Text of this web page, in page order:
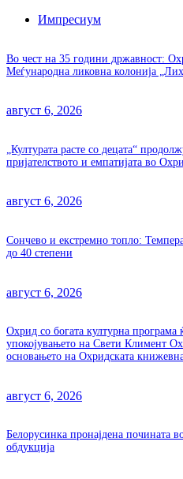
Импресиум
Во чест на 35 години државност:
Меѓународна ликовна колонија
август 6, 2026
„Културата расте со децата“
пријателството и емпатијата во
август 6, 2026
Сончево и екстремно топло:
до 40 степени
август 6, 2026
Охрид со богата културна
упокојувањето на Свети Климент
основањето на Охридската
август 6, 2026
Белорусинка пронајдена почината
обдукција